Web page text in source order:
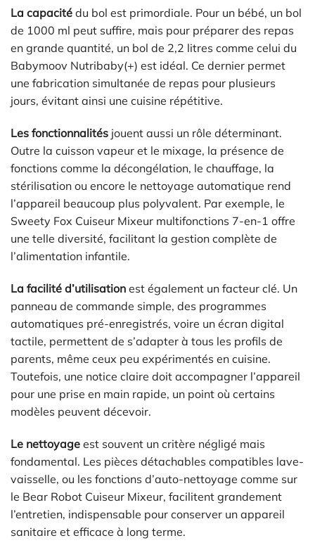
La capacité du bol est primordiale. Pour un bébé, un bol
de 1000 ml peut suffire, mais pour préparer des repas
en grande quantité, un bol de 2,2 litres comme celui du
Babymoov Nutribaby(+) est idéal. Ce dernier permet
une fabrication simultanée de repas pour plusieurs
jours, évitant ainsi une cuisine répétitive.
Les fonctionnalités jouent aussi un rôle déterminant.
Outre la cuisson vapeur et le mixage, la présence de
fonctions comme la décongélation, le chauffage, la
stérilisation ou encore le nettoyage automatique rend
l’appareil beaucoup plus polyvalent. Par exemple, le
Sweety Fox Cuiseur Mixeur multifonctions 7-en-1 offre
une telle diversité, facilitant la gestion complète de
l’alimentation infantile.
La facilité d’utilisation est également un facteur clé. Un
panneau de commande simple, des programmes
automatiques pré-enregistrés, voire un écran digital
tactile, permettent de s’adapter à tous les profils de
parents, même ceux peu expérimentés en cuisine.
Toutefois, une notice claire doit accompagner l’appareil
pour une prise en main rapide, un point où certains
modèles peuvent décevoir.
Le nettoyage est souvent un critère négligé mais
fondamental. Les pièces détachables compatibles lave-
vaisselle, ou les fonctions d’auto-nettoyage comme sur
le Bear Robot Cuiseur Mixeur, facilitent grandement
l’entretien, indispensable pour conserver un appareil
sanitaire et efficace à long terme.